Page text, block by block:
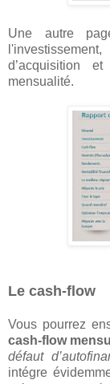
Une autre
d’acquisition
mensualité.
Le cash-flow
Vous pourrez
cash-flow
défaut
intégre